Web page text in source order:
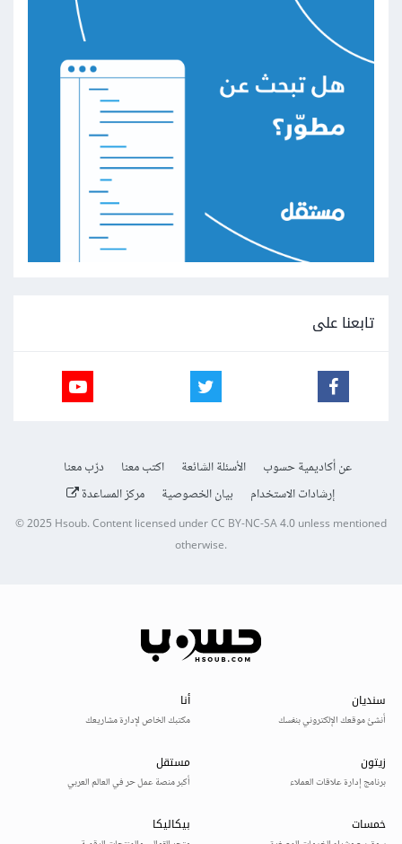
تابعنا على
عن أكاديمية حسوب الأسئلة الشائعة اكتب معنا
درّب معنا
إرشادات الاستخدام
بيان الخصوصية مركز المساعدة
© 2025Hsoub.Content licensed underCC BY-NC-SA 4.0unless mentioned
otherwise.